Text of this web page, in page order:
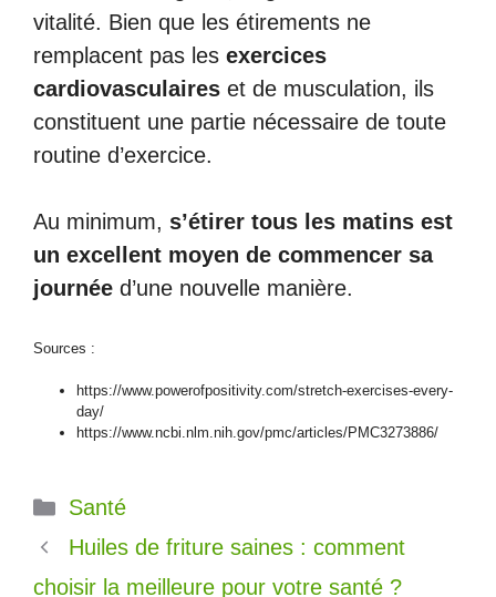
vitalité. Bien que les étirements ne
remplacent pas les exercices
cardiovasculaires et de musculation, ils
constituent une partie nécessaire de toute
routine d’exercice.
Au minimum, s’étirer tous les matins est
un excellent moyen de commencer sa
journée d’une nouvelle manière.
Sources :
https://www.powerofpositivity.com/stretch-exercises-every-
day/
https://www.ncbi.nlm.nih.gov/pmc/articles/PMC3273886/
Catégories
Santé
Huiles de friture saines : comment
choisir la meilleure pour votre santé ?